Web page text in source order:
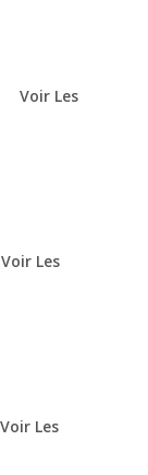
Voir Les
Voir Les
Voir Les